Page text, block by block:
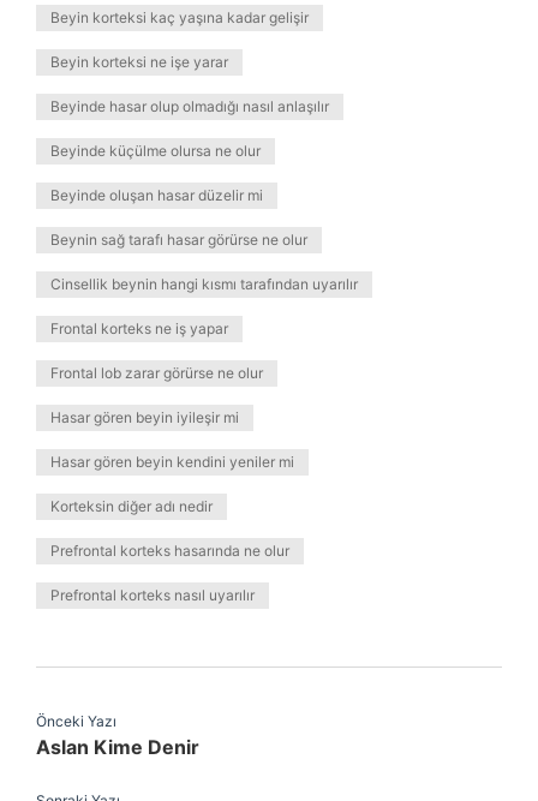
Beyin korteksi kaç yaşına kadar gelişir
Beyin korteksi ne işe yarar
Beyinde hasar olup olmadığı nasıl anlaşılır
Beyinde küçülme olursa ne olur
Beyinde oluşan hasar düzelir mi
Beynin sağ tarafı hasar görürse ne olur
Cinsellik beynin hangi kısmı tarafından uyarılır
Frontal korteks ne iş yapar
Frontal lob zarar görürse ne olur
Hasar gören beyin iyileşir mi
Hasar gören beyin kendini yeniler mi
Korteksin diğer adı nedir
Prefrontal korteks hasarında ne olur
Prefrontal korteks nasıl uyarılır
Önceki Yazı
Aslan Kime Denir